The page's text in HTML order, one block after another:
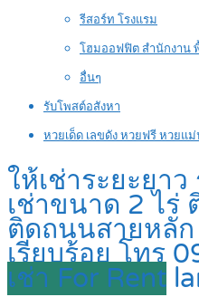
รีสอร์ท โรงแรม
โฮมออฟฟิต สำนักงาน
อื่นๆ
รับโพสต์อสังหา
หวยเด็ด เลขดัง หวยฟรี หวยแ
ให้เช่าระยะยา
เช่าขนาด 2 ไร่
ติดถนนสายหลัก
เรียบร้อย โทร
เช่า For Rent